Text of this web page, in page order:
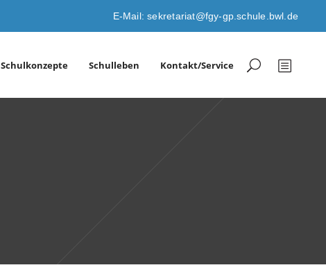
E-Mail: sekretariat@fgy-gp.schule.bwl.de
Schulkonzepte Schulleben Kontakt/Service